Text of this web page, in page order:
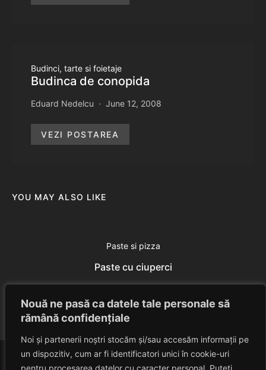
Nouă ne pasă ca datele tale personale să
rămână confidențiale
Noi și partenerii noștri stocăm și/sau accesăm informații pe
un dispozitiv, cum ar fi identificatori unici în cookie-uri
pentru procesarea datelor cu caracter personal. Puteți
Budinci, tarte si foietaje
Budinca de conopida
Eduard Nedelcu June 12, 2008
VEZI POSTAREA
YOU MAY ALSO LIKE
Paste si pizza
Paste cu ciuperci
Eduard Nedelcu March 27, 2014